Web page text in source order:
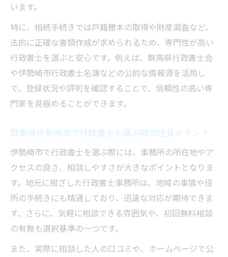
伊勢崎市で行政書士が支える円滑な相続
行政書士が伊勢崎市の相続事情を熟知する
理由
地元行政書士による円滑な相続手続きの進
め方
行政書士の地域密着サポートの強みとは
伊勢崎市で行政書士ができる相続支援内容
速化
スムーズに進む相続手続きのポイント
行政書士に依頼して相続手続きを簡便化
手続きの流れを行政書士としっかり確認す
行政書士の事前準備で書類不備を防ぐ方法
行政書士のアドバイスで効率的に進めるコ
います。
特に、相続手続きでは戸籍謄本の取得や財産調査など、
法的に正確な書類作成が求められるため、専門性が高い
行政書士を選ぶと安心です。例えば、群馬県行政書士会
や伊勢崎市行政書士名簿などの公的な情報源を活用し
て、登録状況や評判を確認することで、信頼性の高い専
門家を見極めることができます。
群馬県伊勢崎市で行政書士を選ぶ際の注目ポイント
伊勢崎市で行政書士を選ぶ際には、事務所の所在地やア
クセスの良さ、相談しやすさが大きなポイントとなりま
す。地元に根ざした行政書士事務所は、地域の事情や役
所の手続きにも精通しており、迅速な対応が期待できま
す。さらに、気軽に相談できる雰囲気や、初回無料相談
の有無も選択基準の一つです。
また、実際に相談した人の口コミや、ホームページで公